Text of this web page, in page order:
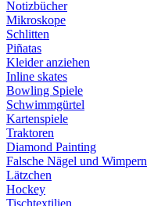
Notizbücher
Mikroskope
Schlitten
Piñatas
Kleider anziehen
Inline skates
Bowling Spiele
Schwimmgürtel
Kartenspiele
Traktoren
Diamond Painting
Falsche Nägel und Wimpern
Lätzchen
Hockey
Tischtextilien